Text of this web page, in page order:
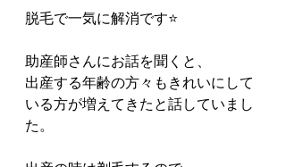
脱毛で一気に解消です⭐️
助産師さんにお話を聞くと、
出産する年齢の方々もきれいにして
いる方が増えてきたと話していまし
た。